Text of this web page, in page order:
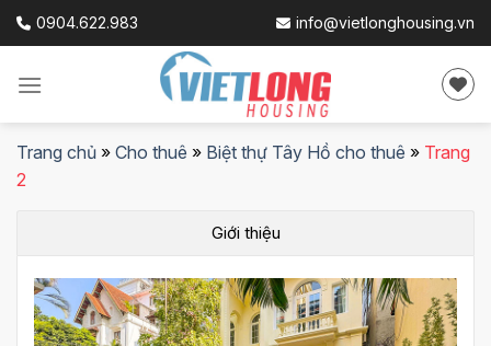
Skip
0904.622.983 info@vietlonghousing.vn
Trang chủ » Cho thuê » Biệt thự Tây Hồ cho thuê » Trang
2
Giới thiệu